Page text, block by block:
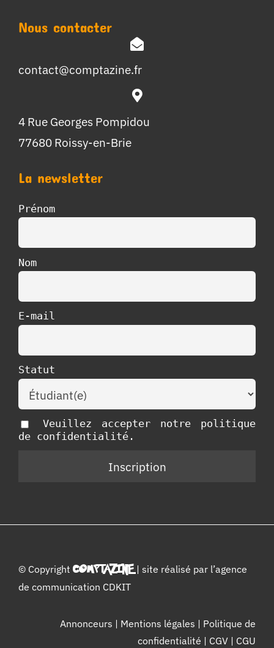
Nous contacter
contact@comptazine.fr
4 Rue Georges Pompidou
77680 Roissy-en-Brie
La newsletter
Prénom
Nom
E-mail
Statut
Veuillez accepter notre politique
de confidentialité.
© Copyright COMPTAZINE| site réalisé par l’agence
de communication CDKIT
Annonceurs | Mentions légales | Politique de
confidentialité | CGV | CGU